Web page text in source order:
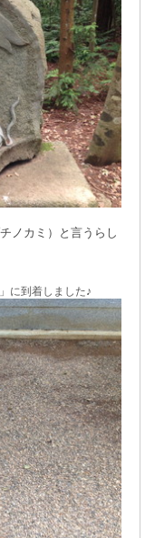
ノカミ）と言うらし
に到着しました♪